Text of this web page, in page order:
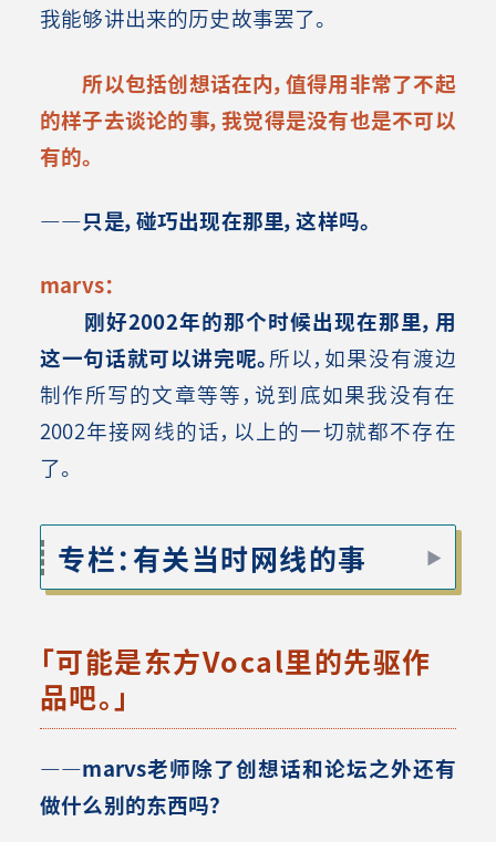
我能够讲出来的历史故事罢了。
所以包括创想话在内，值得用非常了不起
的样子去谈论的事，我觉得是没有也是不可以
有的。
――只是，碰巧出现在那里，这样吗。
marvs：
刚好2002年的那个时候出现在那里，用
这一句话就可以讲完呢。所以，如果没有渡边
制作所写的文章等等，说到底如果我没有在
2002年接网线的话，以上的一切就都不存在
了。
专栏：有关当时网线的事
「可能是东方Vocal里的先驱作
品吧。」
――marvs老师除了创想话和论坛之外还有
做什么别的东西吗？